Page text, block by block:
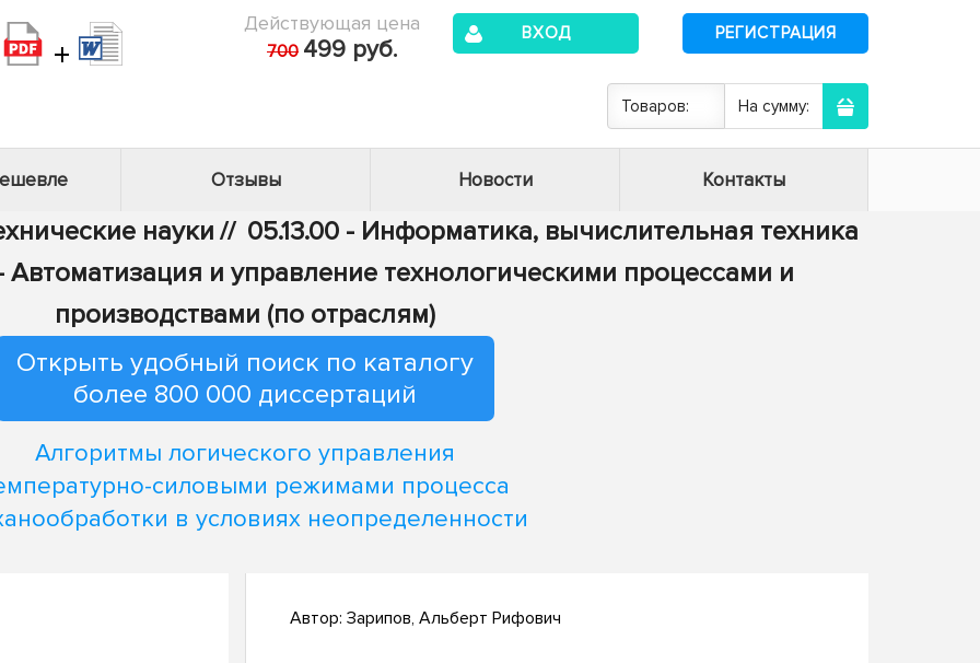
+
Действующая цена
700 499 руб.
ВХОД РЕГИСТРАЦИЯ
Товаров: На сумму:
Отзывы Новости Контакты
науки // 05.13.00 - Информатика, вычислительная техника
Автоматизация и управление технологическими процессами и
производствами (по отраслям)
Открыть удобный поиск по каталогу
более 800 000 диссертаций
Алгоритмы логического управления
силовыми режимами процесса
в условиях неопределенности
Автор: Зарипов, Альберт Рифович